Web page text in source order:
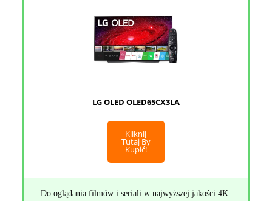
LG OLED OLED65CX3LA
Kliknij
Tutaj By
Kupić!
Do oglądania filmów i seriali w najwyższej jakości 4K